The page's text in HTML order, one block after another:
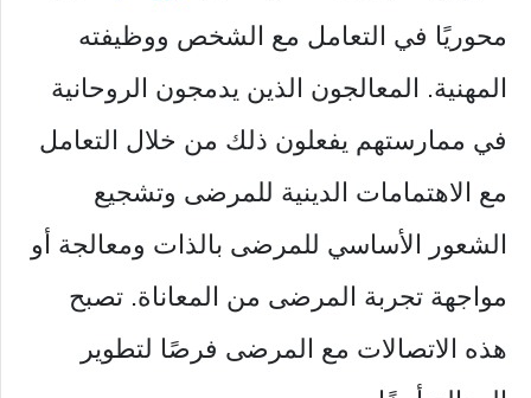
محوريًا في التعامل مع الشخص ووظيفته
المهنية. المعالجون الذين يدمجون الروحانية
في ممارستهم يفعلون ذلك من خلال التعامل
مع الاهتمامات الدينية للمرضى وتشجيع
الشعور الأساسي للمرضى بالذات ومعالجة أو
مواجهة تجربة المرضى من المعاناة. تصبح
هذه الاتصالات مع المرضى فرصًا لتطوير